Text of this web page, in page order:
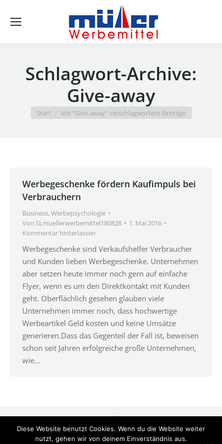
Schlagwort-Archive:
Give-away
Sie befinden sich hier:
Start Mit "Give-away" verschlagwortete Einträge
Werbegeschenke fördern Kaufimpuls bei
Verbrauchern
Business,Werbepsychologie
Von SLmuellerwerbemittel180828
1. Mai 2016
Kommentar hinterlassen
Werbegeschenke sind Verkaufshelfer Verbraucher
und Kunden lieben Werbegeschenke. Unternehmen
aber setzen heute immer noch gern auf einfache
Flyer, wenn es um den Direktkontakt mit Kunden
geht. Oberflächlich gesehen glauben viele
Unternehmen immer noch, dass hochwertige
Werbeartikel Geld kosten und keine Umsätze
generieren.Dass das Gegenteil der Fall ist, beweisen
schon seit Jahren erfolgreiche große Unternehmen,
wie…
Diese Website benutzt Cookies. Wenn du die Website weiter
nutzt, gehen wir von deinem Einverständnis aus.